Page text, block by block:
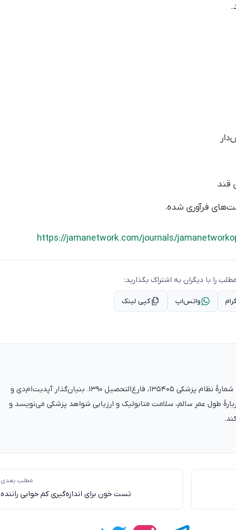
قند
فرآوری شده.
https://jamanetwork.com/journals/
را با دیگران به اشتراک بگذارید:
واتس‌اپ کپی لینک
دکتر علی‌اصغر هنرمند، پزشک با شمارهٔ نظام پزشکی ۱۳۵۴۰۵، فارغ‌التحصیل ۱۳۹۰. بنیان‌گذار آپدیت‌ام‌دی و
طول عمر سالم، سلامت متابولیک و ارزیابی شواهد پزشکی می‌نویسد و
مطلب بعدی
تست خون برای اندازه‌گیری کم خوابی راننده